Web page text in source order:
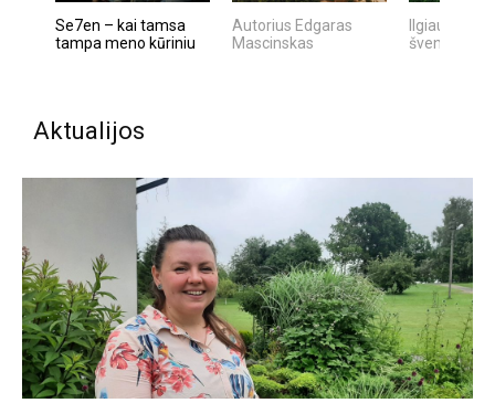
Se7en – kai tamsa
tampa meno kūriniu
Autorius Edgaras
Mascinskas
Ilgiausios
šventė -
Aktualijos